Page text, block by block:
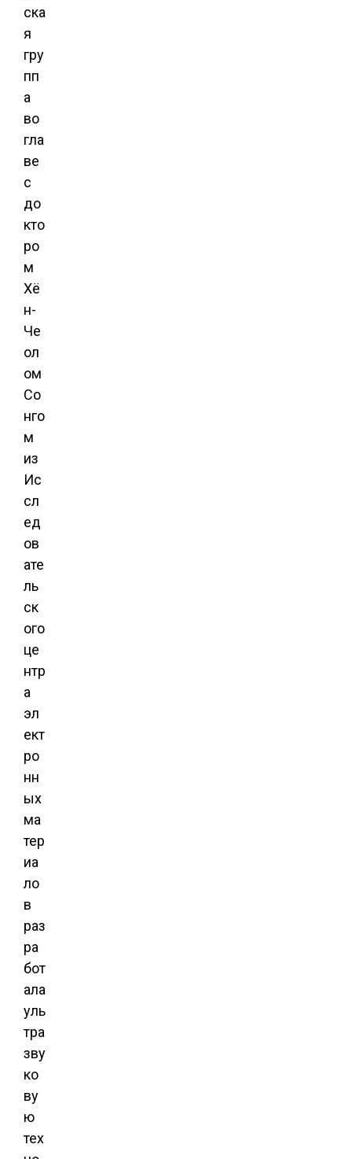
ска
я
гру
пп
а
во
гла
ве
с
до
кто
ро
м
Хё
н-
Че
ол
ом
Со
нго
м
из
Ис
сл
ед
ов
ате
ль
ск
ого
це
нтр
а
эл
ект
ро
нн
ых
ма
тер
иа
ло
в
раз
ра
бот
ала
уль
тра
зву
ко
ву
ю
тех